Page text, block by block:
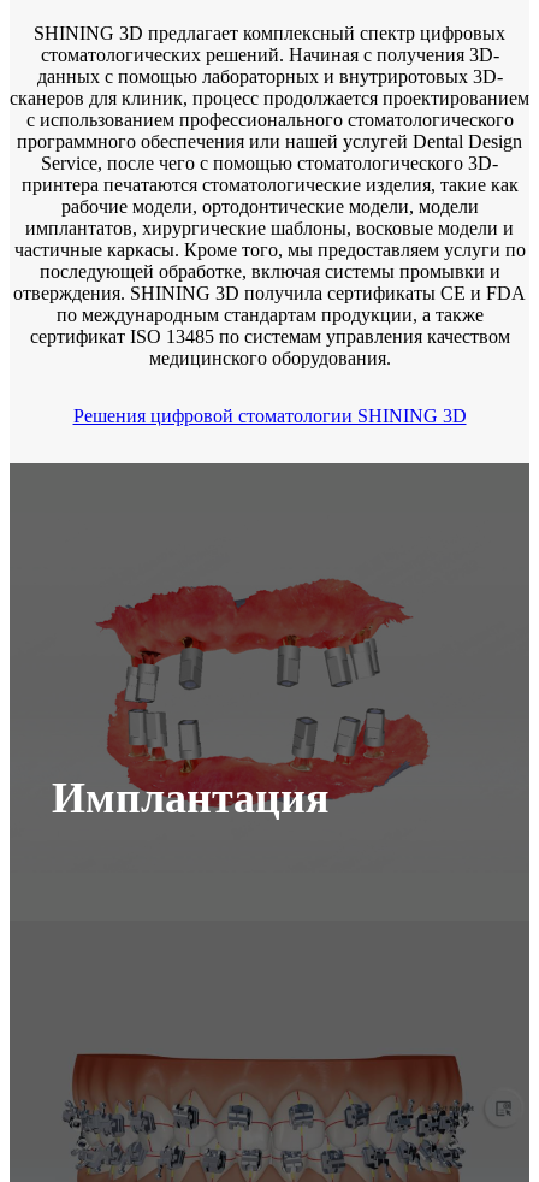
SHINING 3D предлагает комплексный спектр цифровых
стоматологических решений. Начиная с получения 3D-
данных с помощью лабораторных и внутриротовых 3D-
сканеров для клиник, процесс продолжается проектированием
с использованием профессионального стоматологического
программного обеспечения или нашей услугей Dental Design
Service, после чего с помощью стоматологического 3D-
принтера печатаются стоматологические изделия, такие как
рабочие модели, ортодонтические модели, модели
имплантатов, хирургические шаблоны, восковые модели и
частичные каркасы. Кроме того, мы предоставляем услуги по
последующей обработке, включая системы промывки и
отверждения. SHINING 3D получила сертификаты CE и FDA
по международным стандартам продукции, а также
сертификат ISO 13485 по системам управления качеством
медицинского оборудования.
Решения цифровой стоматологии SHINING 3D
Имплантация